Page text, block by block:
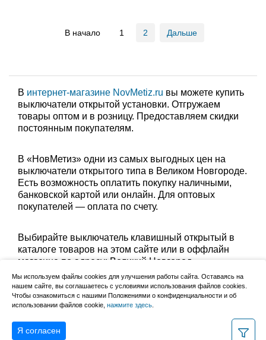
В начало 1 2 Дальше
В интернет-магазине NovMetiz.ru вы можете купить
выключатели открытой установки. Отгружаем
товары оптом и в розницу. Предоставляем скидки
постоянным покупателям.
В «НовМетиз» одни из самых выгодных цен на
выключатели открытого типа в Великом Новгороде.
Есть возможность оплатить покупку наличными,
банковской картой или онлайн. Для оптовых
покупателей — оплата по счету.
Выбирайте выключатель клавишный открытый в
каталоге товаров на этом сайте или в оффлайн
магазине по адресу: Великий Новгород,
Сырковское шоссе, 8а (по будням с 9:00 до 17:00, в
субботу с 9:00 до 13:00). Забрать заказ можно
лично в пункте выдачи или оформить доставку до
дома.
Мы используем файлы cookies для улучшения работы сайта. Оставаясь на
нашем сайте, вы соглашаетесь с условиями использования файлов cookies.
Чтобы ознакомиться с нашими Положениями о конфиденциальности и об
использовании файлов cookie, нажмите здесь
Я согласен